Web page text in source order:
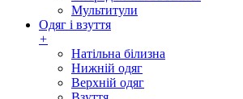
Мультитули
Одяг і взуття
+
Натільна білизна
Нижній одяг
Верхній одяг